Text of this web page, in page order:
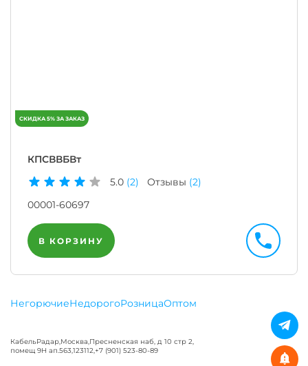
КПСВВБВт
5.0 (2) Отзывы (2)
00001-60697
В КОРЗИНУ
НегорючиеНедорогоРозницаОптом
КабельРадар,Москва,Пресненская наб, д 10 стр 2,
помещ 9Н ап.563,123112,+7 (901) 523-80-89